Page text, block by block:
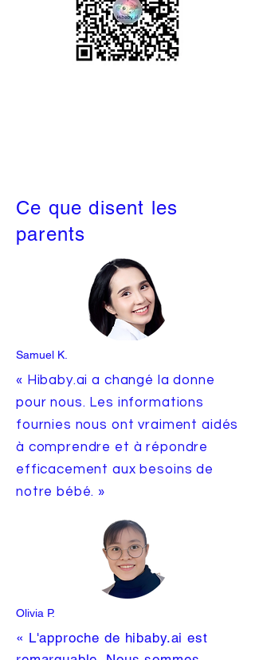
Ce que disent les
parents
Samuel K.
« Hibaby.ai a changé la donne
pour nous. Les informations
fournies nous ont vraiment aidés
à comprendre et à répondre
efficacement aux besoins de
notre bébé. »
Olivia P.
« L'approche de hibaby.ai est